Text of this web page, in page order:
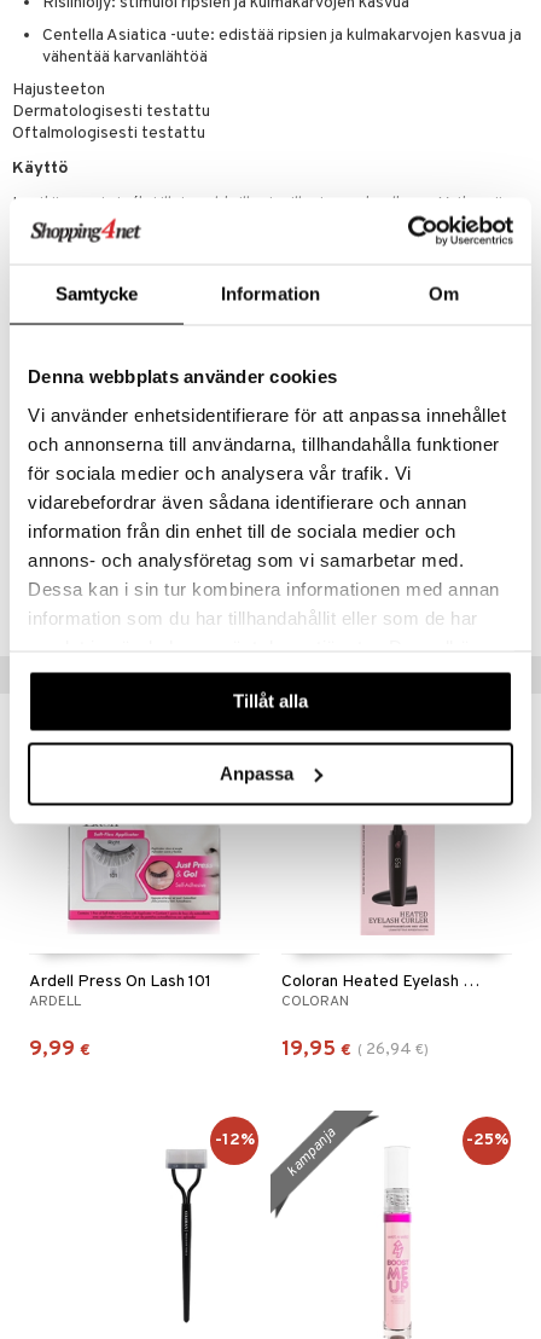
Samtycke Information Om
Denna webbplats använder cookies
Vi använder enhetsidentifierare för att anpassa innehållet
och annonserna till användarna, tillhandahålla funktioner
för sociala medier och analysera vår trafik. Vi
vidarebefordrar även sådana identifierare och annan
information från din enhet till de sociala medier och
annons- och analysföretag som vi samarbetar med.
Dessa kan i sin tur kombinera informationen med annan
information som du har tillhandahållit eller som de har
våra cookies vid fortsatt användande av vår webbplats.
Tillåt alla
Anpassa
Centella Asiatica -uute: edistää ripsien ja kulmakarvojen kasvua ja
vähentää karvanlähtöä
Hajusteeton
Dermatologisesti testattu
Oftalmologisesti testattu
Käyttö
Levitä aamuin ja/tai illoin puhtaille ripsille, juuresta alkaen. Voit myös
käyttää sitä ripsivärin alla ja kulmakarvoilla.
AQUA (WATER). ALCOHOL DENAT. GLYCERIN. PVP. BUTYLENE
ASIATICA EXTRACT. PANTHENOL. ARGININE. BIOTINOYL
TRIPEPTIDE-1.
The list of ingredients used in the Embryolisse products are regularly
updated. Before using Embryolisse products, please read the list of
ingredients on the packaging to ensure the ingredients are suitable for
your personal use.
Tuotenumero
CEM27-HK-6.5-XX-XX
Suositut tuotteet
Ardell Press On Lash 101
ARDELL
9,99 €
Coloran Heated Eyelash Curler
COLORAN
19,95 € ( 26,94 €)
-26%
-12% kampanja -25%